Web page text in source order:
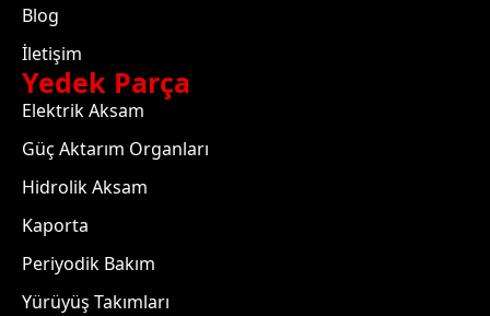
Blog
İletişim
Yedek Parça
Elektrik Aksam
Güç Aktarım Organları
Hidrolik Aksam
Kaporta
Periyodik Bakım
Yürüyüş Takımları